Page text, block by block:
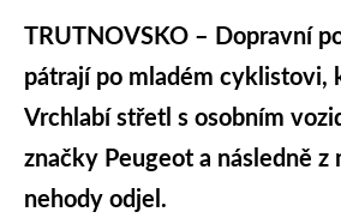
TRUTNOVSKO – Dopravní
pátrají po mladém cyklistovi,
Vrchlabí střetl s osobním
značky Peugeot a následně z
nehody odjel.